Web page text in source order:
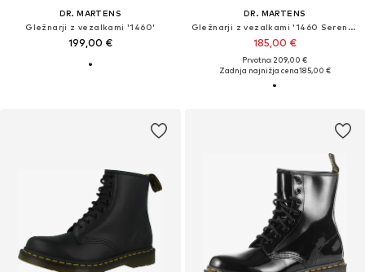
DR. MARTENS
Gležnarji z vezalkami '1460'
199,00 €
DR. MARTENS
Gležnarji z vezalkami '1460 Serena - 8'
185,00 €
Prvotno: 209,00 €
Zadnja najnižja cena185,00 €